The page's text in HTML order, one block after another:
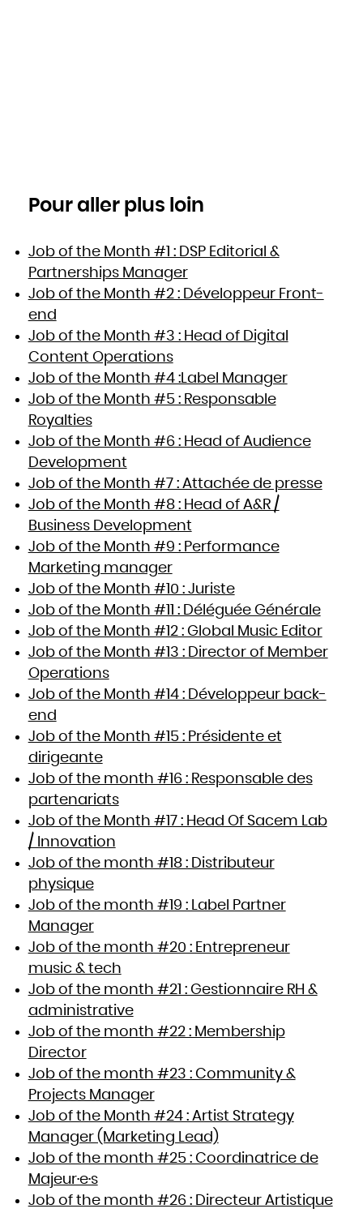
Pour aller plus loin
Job of the Month #1 : DSP Editorial &
Partnerships Manager
Job of the Month #2 : Développeur Front-
end
Job of the Month #3 : Head of Digital
Content Operations
Job of the Month #4 :Label Manager
Job of the Month #5 : Responsable
Royalties
Job of the Month #6 : Head of Audience
Development
Job of the Month #7 : Attachée de presse
Job of the Month #8 : Head of A&R /
Business Development
Job of the Month #9 : Performance
Marketing manager
Job of the Month #10 : Juriste
Job of the Month #11 : Déléguée Générale
Job of the Month #12 : Global Music Editor
Job of the Month #13 : Director of Member
Operations
Job of the Month #14 : Développeur back-
end
Job of the Month #15 : Présidente et
dirigeante
Job of the month #16 : Responsable des
partenariats
Job of the Month #17 : Head Of Sacem Lab
/ Innovation
Job of the month #18 : Distributeur
physique
Job of the month #19 : Label Partner
Manager
Job of the month #20 : Entrepreneur
music & tech
Job of the month #21 : Gestionnaire RH &
administrative
Job of the month #22 : Membership
Director
Job of the month #23 : Community &
Projects Manager
Job of the Month #24 : Artist Strategy
Manager (Marketing Lead)
Job of the month #25 : Coordinatrice de
Majeur·e·s
Job of the month #26 : Directeur Artistique